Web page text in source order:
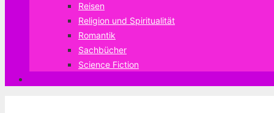
Reisen
Religion und Spiritualität
Romantik
Sachbücher
Science Fiction